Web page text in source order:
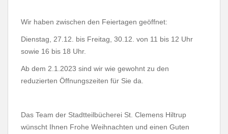
Wir haben zwischen den Feiertagen geöffnet:
Dienstag, 27.12. bis Freitag, 30.12. von 11 bis 12 Uhr
sowie 16 bis 18 Uhr.
Ab dem 2.1.2023 sind wir wie gewohnt zu den
reduzierten Öffnungszeiten für Sie da.
Das Team der Stadtteilbücherei St. Clemens Hiltrup
wünscht Ihnen Frohe Weihnachten und einen Guten